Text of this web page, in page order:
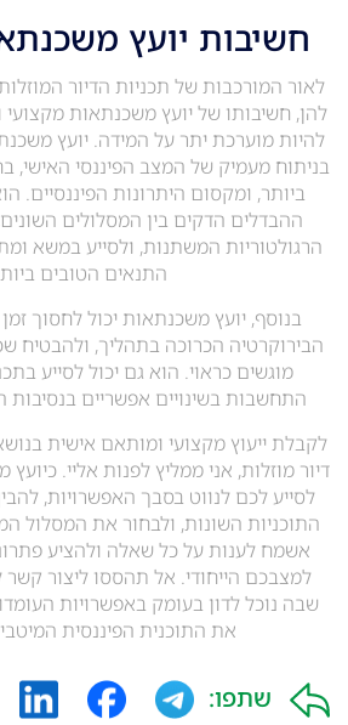
חשיבות יועץ
לאור המורכבות של תכניות הדיור
להן, חשיבותו של יועץ משכנתאות מקצועי
להיות מוערכת יתר על המידה. יועץ
בניתוח מעמיק של המצב הפיננסי האישי,
ביותר, ומקסום היתרונות הפיננסיים.
ההבדלים הדקים בין המסלולים
הרגולטוריות המשתנות, ולסייע במשא
התנאים הטובים
בנוסף, יועץ משכנתאות יכול לחסוך
הבירוקרטיה הכרוכה בתהליך, ולהבטיח
מוגשים כראוי. הוא גם יכול לסייע
התחשבות בשינויים אפשריים בנסיבות
לקבלת ייעוץ מקצועי ומותאם אישית
דיור מוזלות, אני ממליץ לפנות אליי.
לסייע לכם לנווט בסבך האפשרויות,
התוכניות השונות, ולבחור את המסלול
אשמח לענות על כל שאלה ולהציע
למצבכם הייחודי. אל תהססו ליצור קשר
שבה נוכל לדון בעומק באפשרויות
את התוכנית הפיננסית
שתפו: